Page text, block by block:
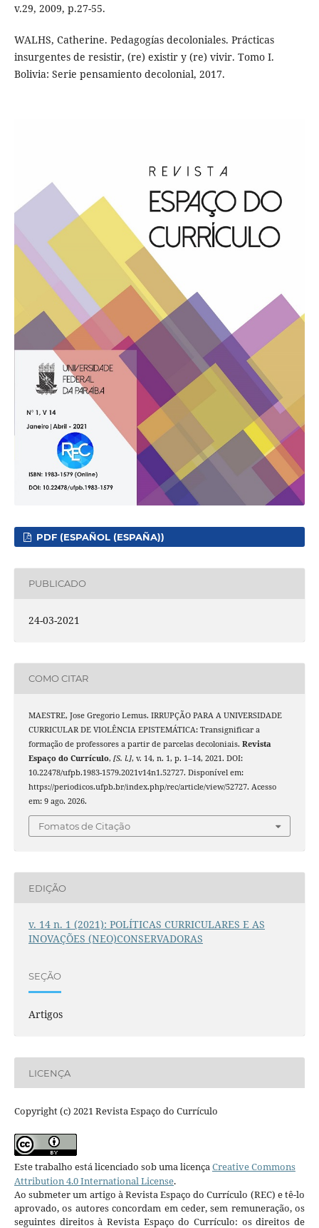
v.29, 2009, p.27-55.
WALHS, Catherine. Pedagogías decoloniales. Prácticas
insurgentes de resistir, (re) existir y (re) vivir. Tomo I.
Bolivia: Serie pensamiento decolonial, 2017.
PDF (ESPAÑOL (ESPAÑA))
PUBLICADO
24-03-2021
COMO CITAR
MAESTRE, Jose Gregorio Lemus. IRRUPÇÃO PARA A UNIVERSIDADE
CURRICULAR DE VIOLÊNCIA EPISTEMÁTICA: Transignificar a
formação de professores a partir de parcelas decoloniais. Revista
Espaço do Currículo, [S. l.], v. 14, n. 1, p. 1–14, 2021. DOI:
10.22478/ufpb.1983-1579.2021v14n1.52727. Disponível em:
https://periodicos.ufpb.br/index.php/rec/article/view/52727. Acesso
em: 9 ago. 2026.
Fomatos de Citação
EDIÇÃO
v. 14 n. 1 (2021): POLÍTICAS CURRICULARES E AS
INOVAÇÕES (NEO)CONSERVADORAS
SEÇÃO
Artigos
LICENÇA
Copyright (c) 2021 Revista Espaço do Currículo
Este trabalho está licenciado sob uma licençaCreative Commons
Attribution 4.0 International License.
Ao submeter um artigo à Revista Espaço do Currículo (REC) e tê-lo
aprovado, os autores concordam em ceder, sem remuneração, os
seguintes direitos à Revista Espaço do Currículo: os direitos de